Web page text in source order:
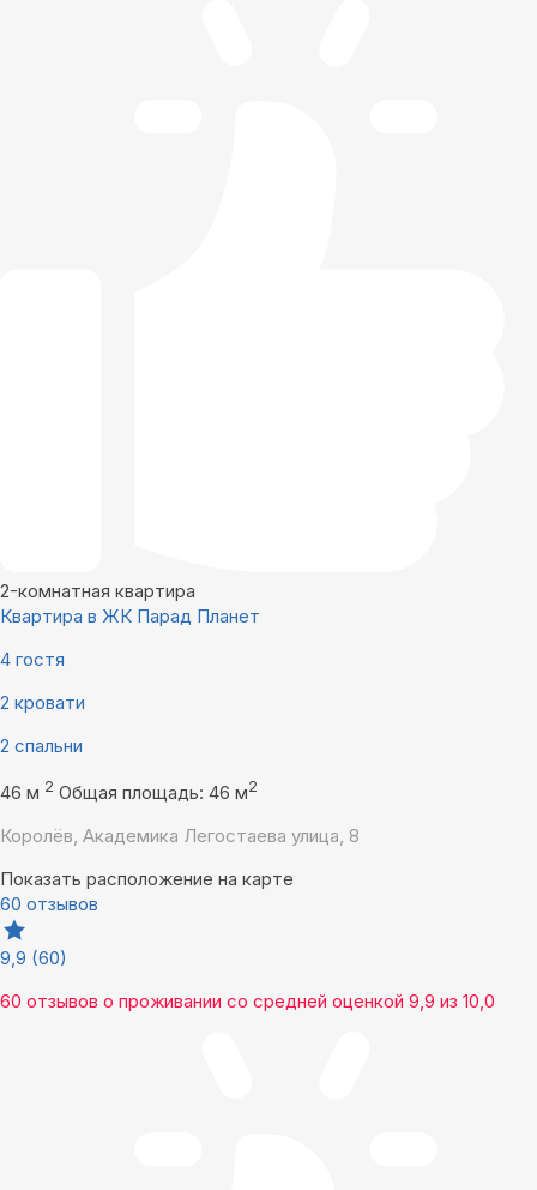
2-комнатная квартира
Квартира в ЖК Парад Планет
4 гостя
2 кровати
2 спальни
46 м 2 Общая площадь: 46 м2
Королёв, Академика Легостаева улица, 8
Показать расположение на карте
60 отзывов
9,9 (60)
60 отзывов о проживании со средней оценкой 9,9 из 10,0